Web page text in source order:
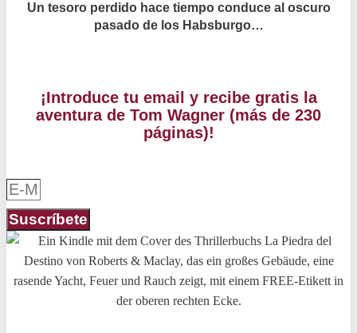
Un tesoro perdido hace tiempo conduce al oscuro
pasado de los Habsburgo…
¡Introduce tu email y recibe gratis la
aventura de Tom Wagner (más de 230
páginas)!
Suscríbete